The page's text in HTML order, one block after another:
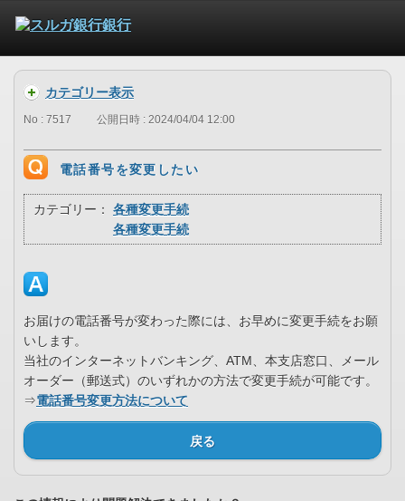
カテゴリー表示
No : 7517 公開日時 : 2024/04/04 12:00
電話番号を変更したい
カテゴリー：
各種変更手続
各種変更手続
お届けの電話番号が変わった際には、お早めに変更手続をお願
いします。
当社のインターネットバンキング、ATM、本支店窓口、メール
オーダー（郵送式）のいずれかの方法で変更手続が可能です。
⇒電話番号変更方法について
戻る